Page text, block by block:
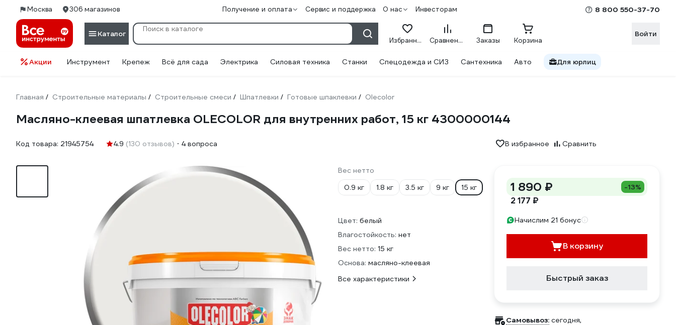
Москва 306 магазинов Получение и оплата Сервис и поддержка О нас Инвесторам 8 800 550-37-70
Каталог
Избранное Сравнение Заказы Корзина
Войти
Акции Инструмент Крепеж Всё для сада Электрика Силовая техника Станки Спецодежда и СИЗ Сантехника Авто Для юрлиц
Главная / Строительные материалы / Строительные смеси / Шпатлевки / Готовые шпаклевки / Olecolor
Масляно-клеевая шпатлевка OLECOLOR для внутренних работ, 15 кг 4300000144
Код товара: 21945754 4.9 (130 отзывов) 4 вопроса В избранное Сравнить
Вес нетто
0.9 кг
1.8 кг 3.5 кг 9 кг 15 кг
Цвет: белый
Влагостойкость: нет
Вес нетто: 15 кг
Основа: масляно-клеевая
Все характеристики
1 890 ₽ -13%
2 177 ₽
Начислим 21 бонус
В корзину
Быстрый заказ
Самовывоз: сегодня,